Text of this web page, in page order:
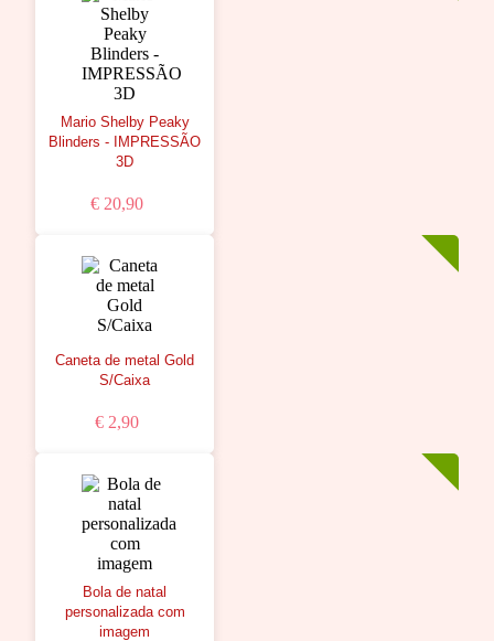
Mario Shelby Peaky
Blinders - IMPRESSÃO
3D
€ 20,90
Caneta de metal Gold
S/Caixa
€ 2,90
Bola de natal
personalizada com
imagem